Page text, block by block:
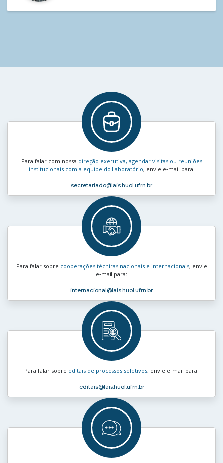
Para falar com nossa direção executiva, agendar visitas ou reuniões
institucionais com a equipe do Laboratório, envie e‑mail para:
secretariado@lais.huol.ufrn.br
Para falar sobre cooperações técnicas nacionais e internacionais, envie
e‑mail para:
internacional@lais.huol.ufrn.br
Para falar sobre editais de processos seletivos, envie e‑mail para:
editais@lais.huol.ufrn.br